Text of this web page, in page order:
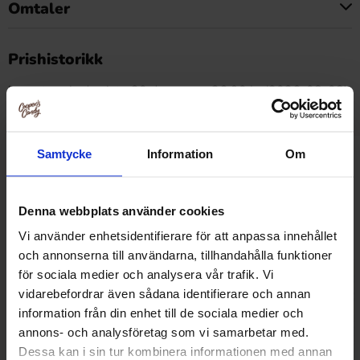
Samtycke Information Om
Denna webbplats använder cookies
Vi använder enhetsidentifierare för att anpassa innehållet
och annonserna till användarna, tillhandahålla funktioner
för sociala medier och analysera vår trafik. Vi
vidarebefordrar även sådana identifierare och annan
information från din enhet till de sociala medier och
annons- och analysföretag som vi samarbetar med.
Dessa kan i sin tur kombinera informationen med annan
Omtaler
Prishistorikk
Laveste pris de siste 30 dagene er 26.90 kr (2026-08-08)
Relaterte produkter